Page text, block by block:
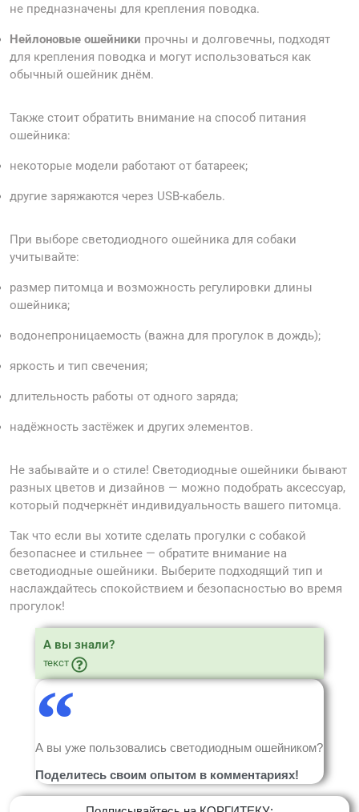
не предназначены для крепления поводка.
Нейлоновые ошейники прочны и долговечны, подходят
для крепления поводка и могут использоваться как
обычный ошейник днём.
Также стоит обратить внимание на способ питания
ошейника:
некоторые модели работают от батареек;
другие заряжаются через USB-кабель.
При выборе светодиодного ошейника для собаки
учитывайте:
размер питомца и возможность регулировки длины
ошейника;
водонепроницаемость (важна для прогулок в дождь);
яркость и тип свечения;
длительность работы от одного заряда;
надёжность застёжек и других элементов.
Не забывайте и о стиле! Светодиодные ошейники бывают
разных цветов и дизайнов — можно подобрать аксессуар,
который подчеркнёт индивидуальность вашего питомца.
Так что если вы хотите сделать прогулки с собакой
безопаснее и стильнее — обратите внимание на
светодиодные ошейники. Выберите подходящий тип и
наслаждайтесь спокойствием и безопасностью во время
прогулок!
А вы знали?
текст
А вы уже пользовались светодиодным ошейником?
Поделитесь своим опытом в комментариях!